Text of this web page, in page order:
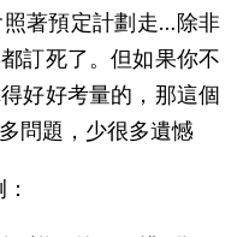
著預定計劃走…除非
訂死了。但如果你不
好好考量的，那這個
問題，少很多遺憾